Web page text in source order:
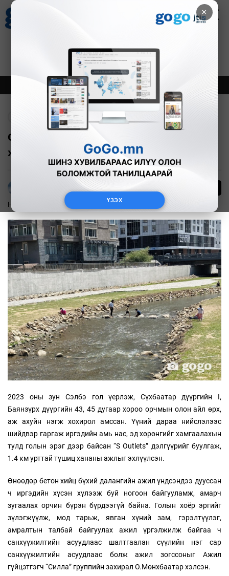
×
ҮЗЭХ
Зурхай
8.06
Онцлох Шинэ
Сэлбийн эргийн хэсэгхэн ногоон зүлэг
хотынхонд юу хэрэгтэйг илтгэж байна
Г.Тэгшсүрэн
Нийгэм 2026-06-30
2023 оны зун Сэлбэ гол үерлэж, Сүхбаатар дүүргийн I,
Баянзүрх дүүргийн 43, 45 дугаар хороо орчмын олон айл өрх,
аж ахуйн нэгж хохирол амссан. Үүний дараа нийслэлээс
шийдвэр гаргаж иргэдийн амь нас, эд хөрөнгийг хамгаалахын
тулд голын эрэг дээр байсан “S Outlets” дэлгүүрийг буулгаж,
1.4 км урттай түшиц хананы ажлыг эхлүүлсэн.
Өнөөдөр бетон хийц бүхий далангийн ажил үндсэндээ дууссан
ч иргэдийн хүсэн хүлээж буй ногоон байгууламж, амарч
зугаалах орчин бүрэн бүрдээгүй байна. Голын хоёр эргийг
зүлэгжүүлж, мод тарьж, явган хүний зам, гэрэлтүүлэг,
амралтын талбай байгуулах ажил үргэлжилж байгаа ч
санхүүжилтийн асуудлаас шалтгаалан сүүлийн нэг сар
санхүүжилтийн асуудлаас болж ажил зогссоныг Ажил
гүйцэтгэгч “Силла” группийн захирал О.Мөнхбаатар хэлсэн.